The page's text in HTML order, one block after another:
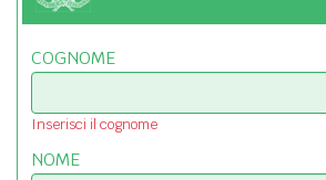
COGNOME
Inserisci il cognome
NOME